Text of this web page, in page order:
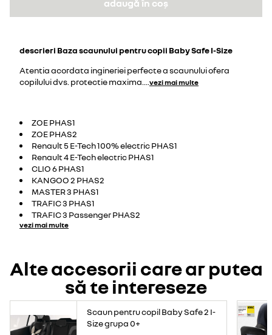
adaugă în coș
descrieri Baza scaunului pentru copii Baby Safe I-Size
Atentia acordata ingineriei perfecte a scaunului ofera
copilului dvs. protectie maxima.
vezi mai multe
ZOE PHAS1
ZOE PHAS2
Renault 5 E-Tech 100% electric PHAS1
Renault 4 E-Tech electric PHAS1
CLIO 6 PHAS1
KANGOO 2 PHAS2
MASTER 3 PHAS1
TRAFIC 3 PHAS1
TRAFIC 3 Passenger PHAS2
vezi mai multe
Alte accesorii care ar putea
să te intereseze
Scaun pentru copil Baby Safe 2 I-
Size grupa 0+